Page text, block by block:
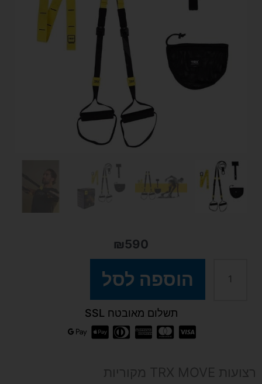
₪590
הוספה לסל
תשלום מאובטח SSL
רצועות TRX MOVE מקוריות